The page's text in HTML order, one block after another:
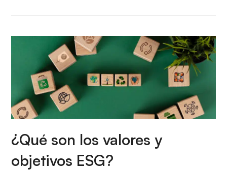
¿Qué son los valores y
objetivos ESG?